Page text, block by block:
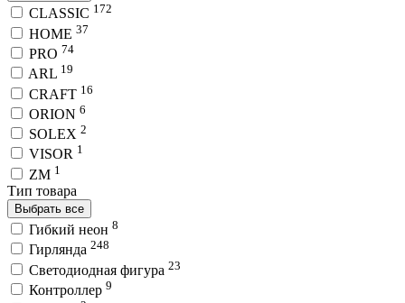
CLASSIC 172
HOME 37
PRO 74
ARL 19
CRAFT 16
ORION 6
SOLEX 2
VISOR 1
ZM 1
Тип товара
Выбрать все
Гибкий неон 8
Гирлянда 248
Светодиодная фигура 23
Контроллер 9